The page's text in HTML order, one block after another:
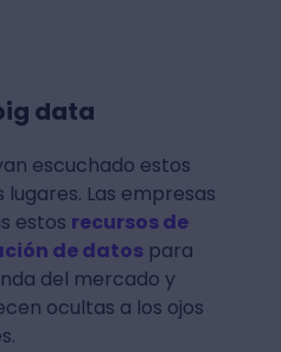
data
escuchado estos
Las empresas
estos recursos de
de datospara
del mercado y
ocultas a los ojos